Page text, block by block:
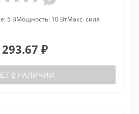
5 ВМощность: 10 ВтМакс. сила
293.67 ₽
В НАЛИЧИИ